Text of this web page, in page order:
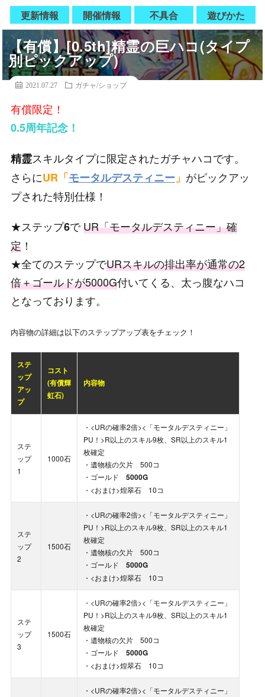
更新情報 開催情報 不具合 遊びかた
【有償】[0.5th]精霊の巨ハコ(タイプ
別ピックアップ)
2021.07.27 ガチャ/ショップ
有償限定！
0.5周年記念！
精霊スキルタイプに限定されたガチャハコです。
さらにUR「モータルデスティニー」 がピックアッ
プされた特別仕様！
★ステップ6でUR「モータルデスティニー」確
定！
★全てのステップでURスキルの排出率が通常の2
倍＋ゴールドが5000G付いてくる、太っ腹なハコ
となっております。
内容物の詳細は以下のステップアップ表をチェック！
ステ
ップ
アッ
プ
コスト
(有償輝
虹石)
内容物
ステ
ップ
1
1000石
・<URの確率2倍><「モータルデスティニー」
PU！>R以上のスキル9枚、SR以上のスキル1
枚確定
・遺物核の欠片 500コ
・ゴールド 5000G
・<おまけ>煌翠石 10コ
ステ
ップ
2
1500石
・<URの確率2倍><「モータルデスティニー」
PU！>R以上のスキル9枚、SR以上のスキル1
枚確定
・遺物核の欠片 500コ
・ゴールド 5000G
・<おまけ>煌翠石 10コ
ステ
ップ
3
1500石
・<URの確率2倍><「モータルデスティニー」
PU！>R以上のスキル9枚、SR以上のスキル1
枚確定
・遺物核の欠片 500コ
・ゴールド 5000G
・<おまけ>煌翠石 10コ
・<URの確率2倍><「モータルデスティニー」